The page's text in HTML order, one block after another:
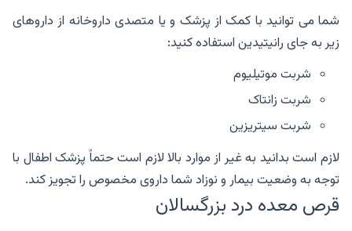
شما می توانید با کمک از پزشک و یا متصدی داروخانه از داروهای
زیر به جای رانیتیدین استفاده کنید:
شربت موتیلیوم
شربت زانتاک
شربت سیتریزین
لازم است بدانید به غیر از موارد بالا لازم است حتماً پزشک اطفال با
توجه به وضعیت بیمار و نوزاد شما داروی مخصوص را تجویز کند.
قرص معده درد بزرگسالان